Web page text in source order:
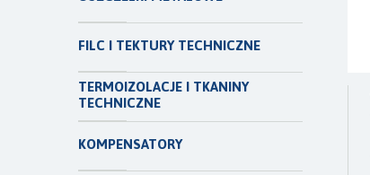
KOMPENSATORY
TERMOIZOLACJE I TKANINY
TECHNICZNE
FILC I TEKTURY TECHNICZNE